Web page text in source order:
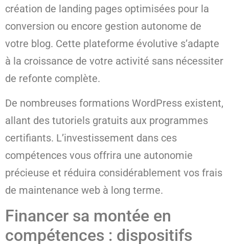
création de landing pages optimisées pour la
conversion ou encore gestion autonome de
votre blog. Cette plateforme évolutive s’adapte
à la croissance de votre activité sans nécessiter
de refonte complète.
De nombreuses formations WordPress existent,
allant des tutoriels gratuits aux programmes
certifiants. L’investissement dans ces
compétences vous offrira une autonomie
précieuse et réduira considérablement vos frais
de maintenance web à long terme.
Financer sa montée en
compétences : dispositifs